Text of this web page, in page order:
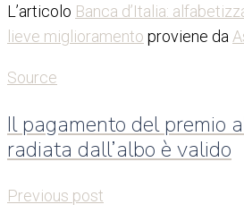
L’articolo Banca d’Italia:
lieve miglioramento proviene da
Source
Il pagamento del premio
radiata dall’albo è valido
Previous post